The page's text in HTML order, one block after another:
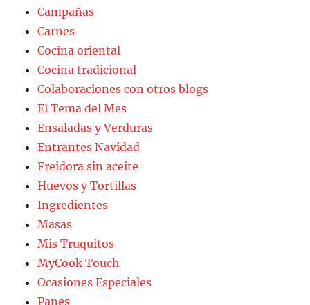
Campañas
Carnes
Cocina oriental
Cocina tradicional
Colaboraciones con otros blogs
El Tema del Mes
Ensaladas y Verduras
Entrantes Navidad
Freidora sin aceite
Huevos y Tortillas
Ingredientes
Masas
Mis Truquitos
MyCook Touch
Ocasiones Especiales
Panes